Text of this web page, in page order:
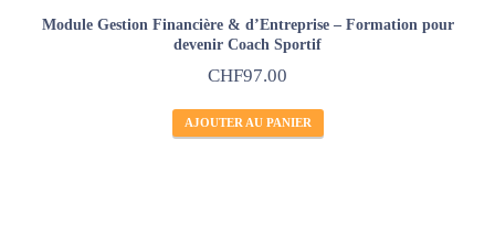
Module Gestion Financière & d’Entreprise – Formation pour
devenir Coach Sportif
CHF97.00
AJOUTER AU PANIER